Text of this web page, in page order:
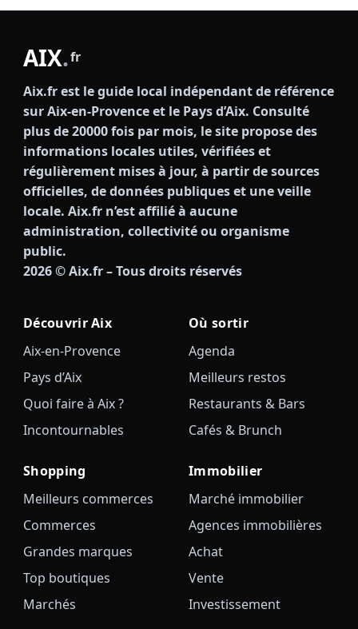
AIX.fr
Aix.fr est le guide local indépendant de référence
sur Aix-en-Provence et le Pays d’Aix. Consulté
plus de 20000 fois par mois, le site propose des
informations locales utiles, vérifiées et
régulièrement mises à jour, à partir de sources
officielles, de données publiques et une veille
locale. Aix.fr n’est affilié à aucune
administration, collectivité ou organisme
public.
2026© Aix.fr – Tous droits réservés
Découvrir Aix
Aix-en-Provence
Pays d’Aix
Quoi faire à Aix ?
Incontournables
Où sortir
Agenda
Meilleurs restos
Restaurants & Bars
Cafés & Brunch
Shopping
Meilleurs commerces
Commerces
Grandes marques
Top boutiques
Marchés
Immobilier
Marché immobilier
Agences immobilières
Achat
Vente
Investissement